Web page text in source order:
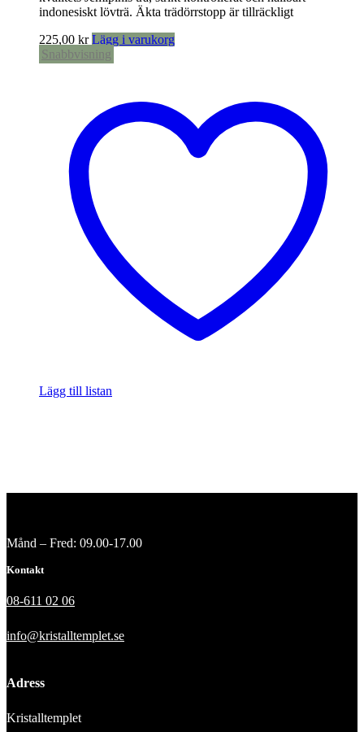
indonesiskt lövträ. Äkta trädörrstopp är tillräckligt
225,00 kr Lägg i varukorg
Snabbvisning
Lägg till listan
Månd – Fred: 09.00-17.00
Kontakt
08-611 02 06
info@kristalltemplet.se
Adress
Kristalltemplet